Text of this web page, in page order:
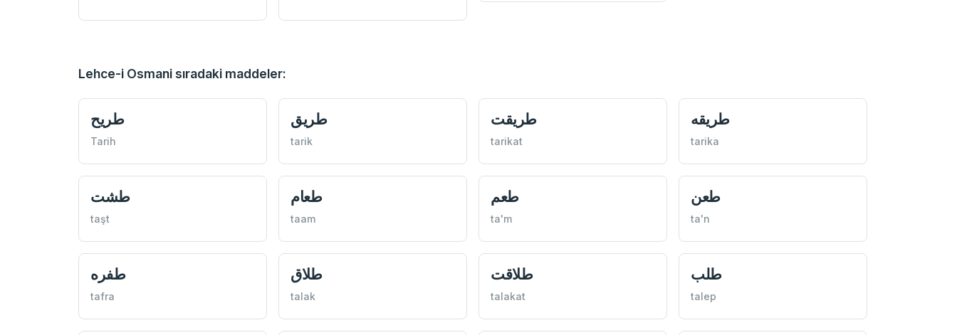
Lehce-i Osmani sıradaki maddeler:
طريح
Tarih
طريق
tarik
طريقت
tarikat
طريقه
tarika
طشت
taşt
طعام
taam
طعم
ta'm
طعن
ta'n
طفره
tafra
طلاق
talak
طلاقت
talakat
طلب
talep